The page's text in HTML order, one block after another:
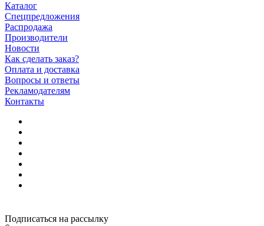
Каталог
Спецпредложения
Распродажа
Производители
Новости
Как сделать заказ?
Оплата и доставка
Вопросы и ответы
Рекламодателям
Контакты
Подписаться на рассылку